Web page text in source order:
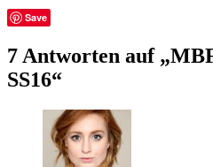
Save
7 Antworten auf
SS16“